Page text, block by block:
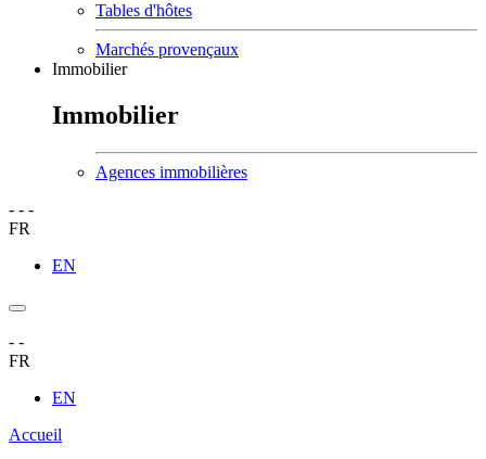
Tables d'hôtes
Marchés provençaux
Immobilier
Immobilier
Agences immobilières
- - -
FR
EN
- -
FR
EN
Accueil